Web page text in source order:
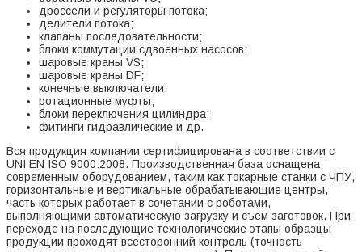
дроссели и регуляторы потока;
делители потока;
клапаны последовательности;
блоки коммутации сдвоенных насосов;
шаровые краны VS;
шаровые краны DF;
конечные выключатели;
ротационные муфты;
блоки переключения цилиндра;
фитинги гидравлические и др.
Вся продукция компании сертифицирована в соответствии с
UNI EN ISO 9000:2008. Производственная база оснащена
современным оборудованием, таким как токарные станки с ЧПУ,
горизонтальные и вертикальные обрабатывающие центры,
часть которых работает в сочетании с роботами,
выполняющими автоматическую загрузку и съем заготовок. При
переходе на последующие технологические этапы образцы
продукции проходят всесторонний контроль (точность